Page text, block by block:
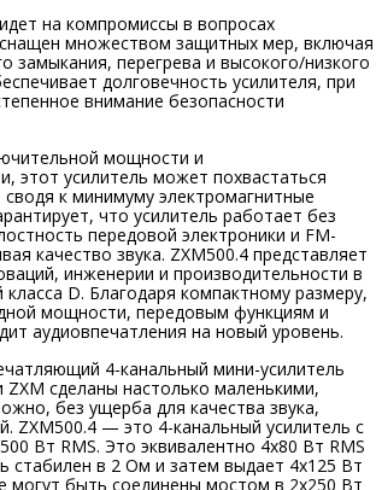
на компромиссы в вопросах
множеством защитных мер, включая
замыкания, перегрева и высокого/низкого
долговечность усилителя, при
внимание безопасности
мощности и
этот усилитель может похвастаться
к минимуму электромагнитные
что усилитель работает без
передовой электроники и FM-
качество звука. ZXM500.4 представляет
инженерии и производительности в
класса D. Благодаря компактному размеру,
мощности, передовым функциям и
аудиовпечатления на новый уровень.
4-канальный мини-усилитель
ZXM сделаны настолько маленькими,
без ущерба для качества звука,
ZXM500.4 — это 4-канальный усилитель с
Вт RMS. Это эквивалентно 4x80 Вт RMS
стабилен в 2 Ом и затем выдает 4x125 Вт
могут быть соединены мостом в 2x250 Вт